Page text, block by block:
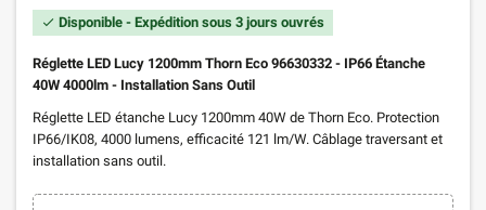
check Disponible - Expédition sous 3 jours ouvrés
Réglette LED Lucy 1200mm Thorn Eco 96630332 - IP66 Étanche
40W 4000lm - Installation Sans Outil
Réglette LED étanche Lucy 1200mm 40W de Thorn Eco. Protection
IP66/IK08, 4000 lumens, efficacité 121 lm/W. Câblage traversant et
installation sans outil.